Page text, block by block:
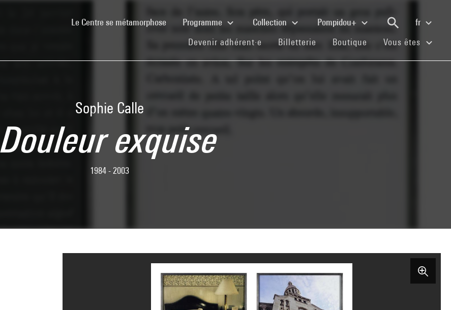
Le Centre se métamorphose(current)Programme Collection Pompidou+
fr
Devenir adhérent·e (current)
Billetterie (current)
Boutique (current)
Vous êtes
Sophie Calle
Douleur exquise
1984 - 2003